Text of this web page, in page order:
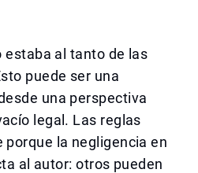
estaba al tanto de las
puede ser una
una perspectiva
legal. Las reglas
la negligencia en
al autor: otros pueden